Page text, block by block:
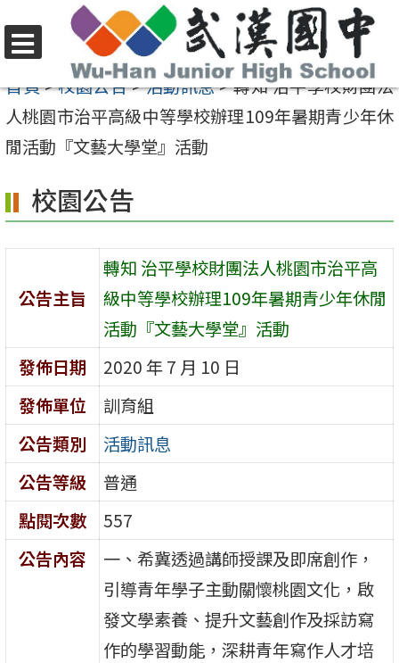
至
要
內
區
選
單
首頁>校園公告>活動訊息>轉知 治平學校財團法
人桃園市治平高級中等學校辦理109年暑期青少年休
閒活動『文藝大學堂』活動
校園公告
公告主旨
轉知 治平學校財團法人桃園市治平高
級中等學校辦理109年暑期青少年休閒
活動『文藝大學堂』活動
發佈日期
2020 年 7 月 10 日
發佈單位
訓育組
公告類別
活動訊息
公告等級
普通
點閱次數
557
公告內容
一、希冀透過講師授課及即席創作，
引導青年學子主動關懷桃園文化，啟
發文學素養、提升文藝創作及採訪寫
作的學習動能，深耕青年寫作人才培